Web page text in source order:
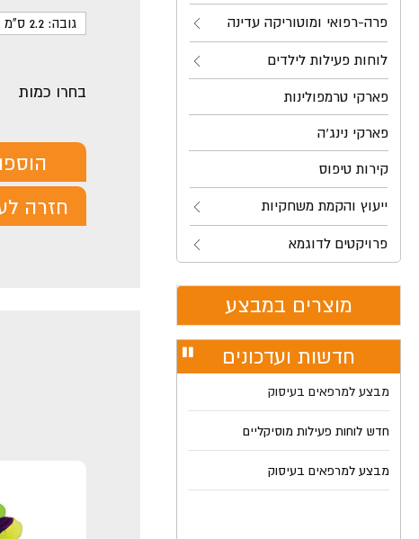
פרה-רפואי ומוטוריקה עדינה
לוחות פעילות לילדים
פארקי טרמפולינות
פארקי נינג'ה
קירות טיפוס
ייעוץ והקמת משחקיות
פרויקטים לדוגמא
מוצרים במבצע
עצור
חדשות ועדכונים
מבצע למרפאים בעיסוק
חדש לוחות פעילות מוסיקליים
מבצע למרפאים בעיסוק
גובה: 2.2 ס"מ
בחרו כמות
חזרה